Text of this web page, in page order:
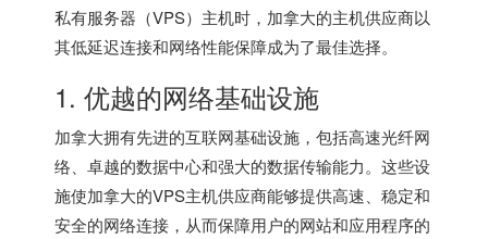
私有服务器（VPS）主机时，加拿大的主机供应商以
其低延迟连接和网络性能保障成为了最佳选择。
1. 优越的网络基础设施
加拿大拥有先进的互联网基础设施，包括高速光纤网
络、卓越的数据中心和强大的数据传输能力。这些设
施使加拿大的VPS主机供应商能够提供高速、稳定和
安全的网络连接，从而保障用户的网站和应用程序的